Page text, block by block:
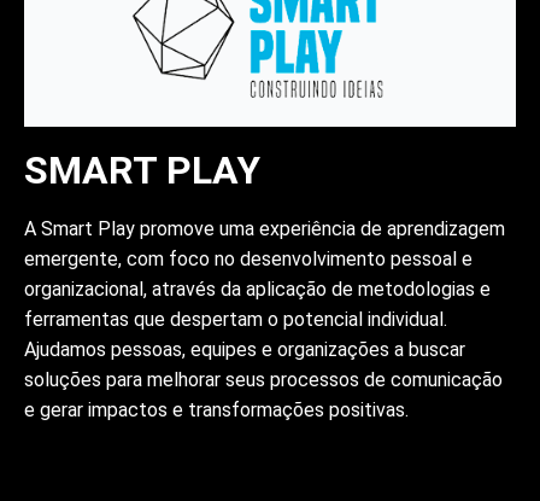
SMART PLAY
A Smart Play promove uma experiência de aprendizagem
emergente, com foco no desenvolvimento pessoal e
organizacional, através da aplicação de metodologias e
ferramentas que despertam o potencial individual.
Ajudamos pessoas, equipes e organizações a buscar
soluções para melhorar seus processos de comunicação
e gerar impactos e transformações positivas.